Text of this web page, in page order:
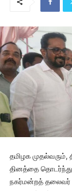
தமிழக முதல்வரும்,
தினத்தை தொடர்ந்து
நகர்மன்றத்